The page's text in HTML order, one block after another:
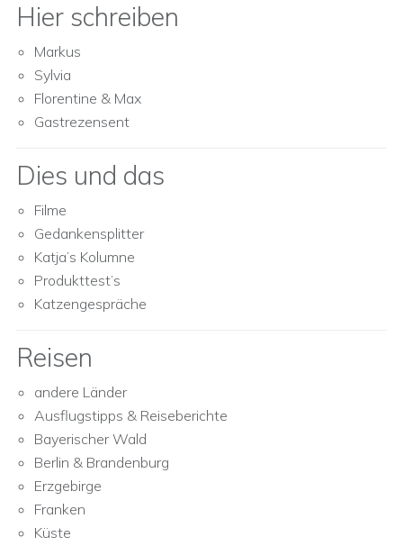
Hier schreiben
Markus
Sylvia
Florentine & Max
Gastrezensent
Dies und das
Filme
Gedankensplitter
Katja’s Kolumne
Produkttest’s
Katzengespräche
Reisen
andere Länder
Ausflugstipps & Reiseberichte
Bayerischer Wald
Berlin & Brandenburg
Erzgebirge
Franken
Küste